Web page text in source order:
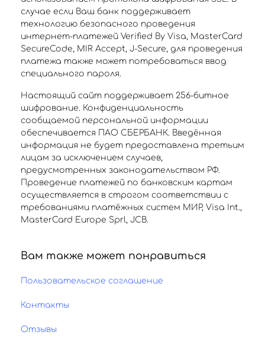
случае если Ваш банк поддерживает
технологию безопасного проведения
интернет-платежей Verified By Visa, MasterCard
SecureCode, MIR Accept, J-Secure, для проведения
платежа также может потребоваться ввод
специального пароля.
Настоящий сайт поддерживает 256-битное
шифрование. Конфиденциальность
сообщаемой персональной информации
обеспечивается ПАО СБЕРБАНК. Введённая
информация не будет предоставлена третьим
лицам за исключением случаев,
предусмотренных законодательством РФ.
Проведение платежей по банковским картам
осуществляется в строгом соответствии с
требованиями платёжных систем МИР, Visa Int.,
MasterCard Europe Sprl, JCB.
Вам также может понравиться
Пользовательское соглашение
Контакты
Отзывы